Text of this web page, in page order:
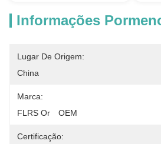
Informações
Lugar De Origem:
China
Marca:
FLRS Or　OEM
Certificação: